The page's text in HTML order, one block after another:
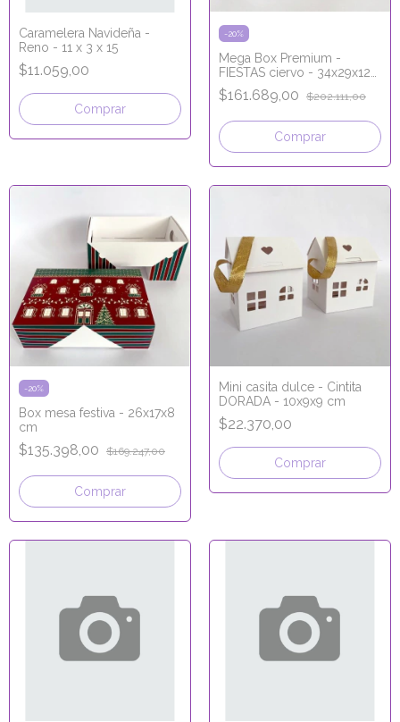
Caramelera Navideña -
Reno - 11 x 3 x 15
$11.059,00
Comprar
-20%
Mega Box Premium -
FIESTAS ciervo - 34x29x12
cm
$161.689,00 $202.111,00
Comprar
-20%
Box mesa festiva - 26x17x8
cm
$135.398,00 $169.247,00
Comprar
Mini casita dulce - Cintita
DORADA - 10x9x9 cm
$22.370,00
Comprar